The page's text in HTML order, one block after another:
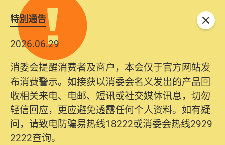
特別通告
2026.06.29
消委会提醒消费者及商户，本会仅于官方网站发
布消费警示。如接获以消委会名义发出的产品回
收相关来电、电邮、短讯或社交媒体讯息，切勿
轻信回应，更应避免透露任何个人资料。如有疑
问，请致电防骗易热线18222或消委会热线2929
2222查询。
关闭